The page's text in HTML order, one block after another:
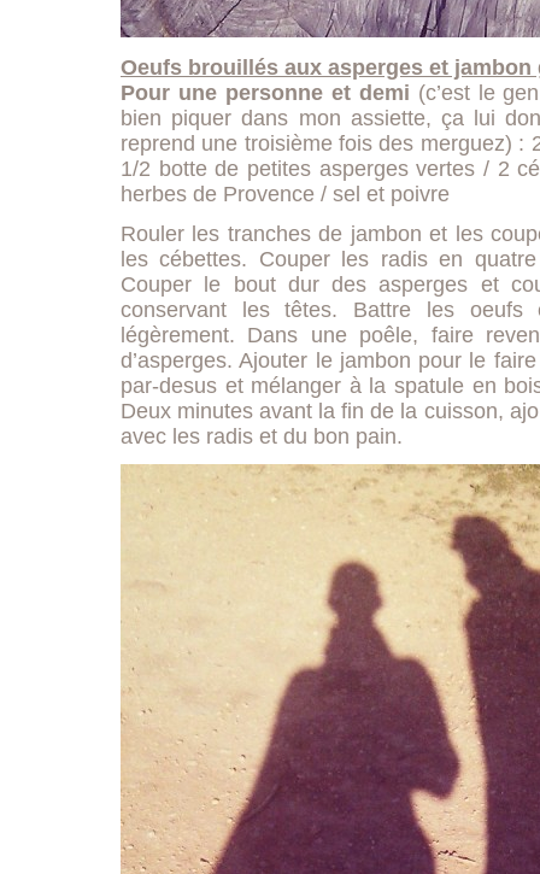
Oeufs brouillés aux asperges et jambon
Pour une personne et demi (c’est le
bien piquer dans mon assiette, ça lui
reprend une troisième fois des merguez) :
1/2 botte de petites asperges vertes / 2
herbes de Provence / sel et poivre
Rouler les tranches de jambon et les
les cébettes. Couper les radis en
Couper le bout dur des asperges et
conservant les têtes. Battre les oeufs
légèrement. Dans une poêle, faire
d’asperges. Ajouter le jambon pour le
par-desus et mélanger à la spatule en
Deux minutes avant la fin de la cuisson,
avec les radis et du bon pain.